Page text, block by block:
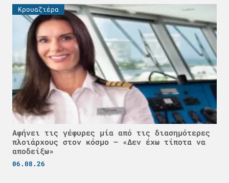
Κρουαζιέρα
Αφήνει τις γέφυρες μία από τις διασημότερες
πλοιάρχους στον κόσμο – «Δεν έχω τίποτα να
αποδείξω»
06.08.26